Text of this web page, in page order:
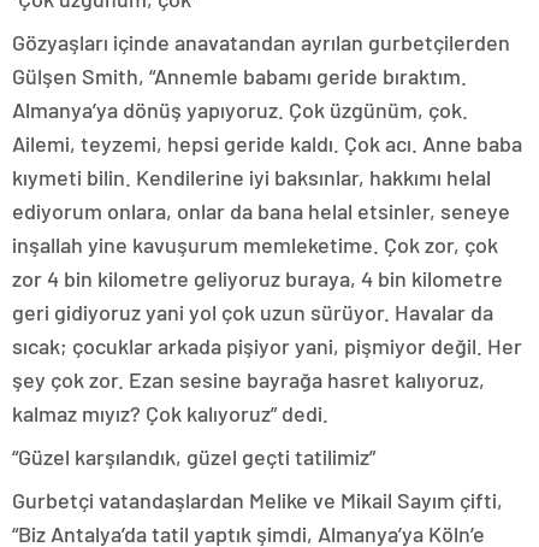
Gözyaşları içinde anavatandan ayrılan gurbetçilerden
Gülşen Smith, “Annemle babamı geride bıraktım.
Almanya’ya dönüş yapıyoruz. Çok üzgünüm, çok.
Ailemi, teyzemi, hepsi geride kaldı. Çok acı. Anne baba
kıymeti bilin. Kendilerine iyi baksınlar, hakkımı helal
ediyorum onlara, onlar da bana helal etsinler, seneye
inşallah yine kavuşurum memleketime. Çok zor, çok
zor 4 bin kilometre geliyoruz buraya, 4 bin kilometre
geri gidiyoruz yani yol çok uzun sürüyor. Havalar da
sıcak; çocuklar arkada pişiyor yani, pişmiyor değil. Her
şey çok zor. Ezan sesine bayrağa hasret kalıyoruz,
kalmaz mıyız? Çok kalıyoruz” dedi.
“Güzel karşılandık, güzel geçti tatilimiz”
Gurbetçi vatandaşlardan Melike ve Mikail Sayım çifti,
“Biz Antalya’da tatil yaptık şimdi, Almanya’ya Köln’e